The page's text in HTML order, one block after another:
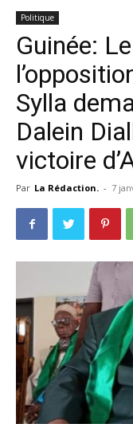
Politique
Guinée:
Sylla
Dalein
victoire
Par La Rédaction. - 7